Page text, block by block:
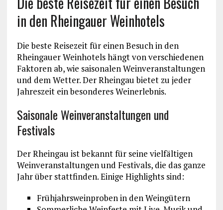
in den Rheingauer Weinhotels
Die beste Reisezeit für einen Besuch in den
Rheingauer Weinhotels hängt von verschiedenen
Faktoren ab, wie saisonalen Weinveranstaltungen
und dem Wetter. Der Rheingau bietet zu jeder
Jahreszeit ein besonderes Weinerlebnis.
Saisonale Weinveranstaltungen und
Festivals
Der Rheingau ist bekannt für seine vielfältigen
Weinveranstaltungen und Festivals, die das ganze
Jahr über stattfinden. Einige Highlights sind:
Frühjahrsweinproben in den Weingütern